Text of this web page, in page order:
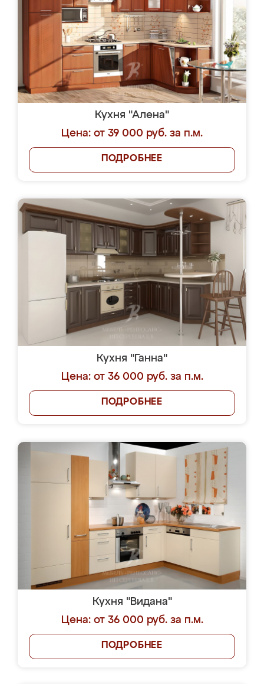
Кухня "Алена"
Цена: от 39 000 руб. за п.м.
ПОДРОБНЕЕ
Кухня "Ганна"
Цена: от 36 000 руб. за п.м.
ПОДРОБНЕЕ
Кухня "Видана"
Цена: от 36 000 руб. за п.м.
ПОДРОБНЕЕ